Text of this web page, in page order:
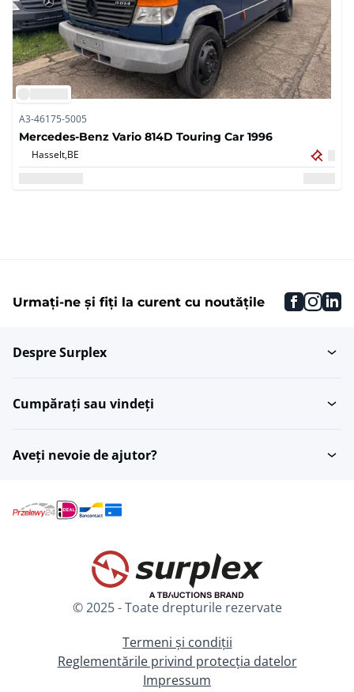
A3-46175-5005
Mercedes-Benz Vario 814D Touring Car 1996
Hasselt,BE
Urmați-ne și fiți la curent cu noutățile
Despre Surplex
Cumpărați sau vindeți
Aveți nevoie de ajutor?
© 2025 - Toate drepturile rezervate
Termeni și condiții
Reglementările privind protecția datelor
Impressum